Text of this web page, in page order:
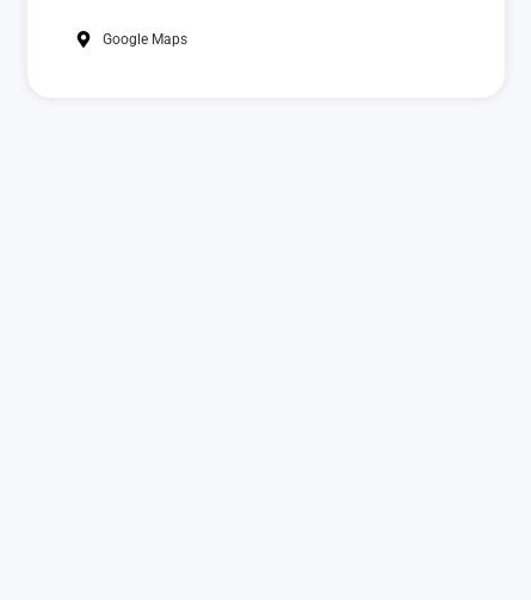
Google Maps